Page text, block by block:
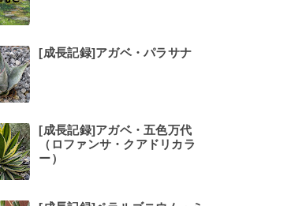
[成長記録]アガベ・パラサナ
[成長記録]アガベ・五色万代
（ロファンサ・クアドリカラ
ー）